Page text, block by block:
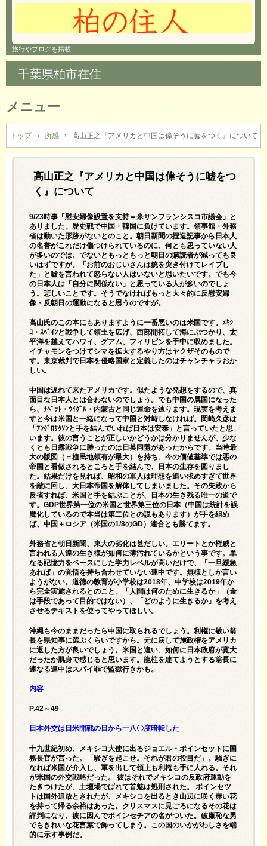
旅行やブログを掲載
千葉県柏市在住
メニュー
コ
ン
テ
ン
トップ › 所感 › 高山正之『アメリカと中国は偉そうに嘘をつく』について
高山正之『アメリカと中国は偉そうに嘘をつ
く』について
9/23時事「慰安婦像設置を支持＝米サンフランシスコ市議会」と
ありました。歴史戦で中国・韓国に負けています。領事館・外務
省は動いた形跡がないとのこと。朝日新聞の捏造記事から日本人
の名誉がこれだけ傷つけられているのに、何とも思っていない人
が多いのでは。でないともっともっと朝日の購読者が減っても良
いはずですが。「お前のおじいさんは銃を突き付けてレイプし
た」と嘘を言われて怒らない人はいないと思いたいです。でも今
の日本人は「自分に関係ない」と思っている人が多いのでしょ
う。悲しいことです。そうでなければもっと大々的に反慰安婦
像・反朝日の運動になると思うのですが。
高山氏のこの本にもありますように一番悪いのは米国です。ﾒｷｼ
ｺ・ｽﾍﾟｲﾝと戦争して領土を広げ、西部開拓して海にぶつかり、太
平洋を越えてハワイ、グアム、フィリピンを手中に収めました。
イチャモンをつけてシマを拡大するやり方はヤクザそのもので
す。東京裁判で日本を侵略国家と定義したのはチャンチャラおか
しい。
中国は遅れて来たアメリカです。似たような発想をするので、真
面目な日本人とは合わないのでしょう。でも中国の属国になった
ら、ﾁﾍﾞｯﾄ・ｳｲｸﾞﾙ・内蒙古と同じ運命を辿ります。現実を考えま
すと今は米国と一緒になって中国と対峙しなければ。岡崎久彦は
「ｱﾝｸﾞﾛｻｸｿﾝと手を結んでいれば日本は安泰」と言っていたと思
います。彼の言うことが正しいかどうかは分かりませんが、少な
くとも日露戦争に勝ったのは日英同盟があったからです。当時最
大の版図（＝植民地領有が最大）を持ち、今の価値基準では悪の
帝国と看做されるところと手を結んで、日本の生存を図りまし
た。結果だけを見れば、昭和の軍人は理想を追い求めすぎて世界
を敵に回し、大日本帝国を解体してしまいました。その失敗から
反省すれば、米国と手を結ぶことが、日本の生き残る唯一の道で
す。GDP世界第一位の米国と世界第三位の日本（中国は統計を誤
魔化しているので本当は第二位との説もあります）が手を組め
ば、中国＋ロシア（米国の1/8のGD）連合とも勝てます。
外務省と朝日新聞、東大の劣化は甚だしい。エリートとか権威と
言われる人達の生き様が如何に薄汚れているかという事です。単
なる記憶力をベースにした学力レベルが高いだけで、「一旦緩急
あれば」の覚悟を持ち合わせていない連中です。無様としか言い
ようがない。道徳の教育が小学校は2018年、中学校は2019年か
ら完全実施されるとのこと。「人間は何のために生きるか」（金
は手段であって目的ではない）、「どのように生きるか」を考え
させるテキストを使ってやってほしい。
沖縄も今のままだったら中国に取られるでしょう。利権に敏い翁
長を県知事に選ぶくらいですから。元に戻して施政権をアメリカ
に返した方が良いでしょう。米国と違い、如何に日本政府が寛大
だったか肌身で感じると思います。龍柱を建てようとする翁長に
連なる連中はスパイ罪で監獄行きかも。
内容
P.42～49
日本外交は日米開戦の日から一八〇度暗転した
十九世紀初め、メキシコ大使に出るジョエル・ポインセットに国
務長官が言った。「騒ぎを起こせ。それが君の役目だ」。騒ぎに
なれば米国が介入し、軍を出して領上も利権も手に人れる。それ
が米国の外交戦略だった。 彼はそれでメキシコの反政府運動を
たきつけたが、土壇場でばれて首魅は処刑された。 ポインセツ
トは国外追放とされたが、メキシコを出るとき山辺に咲く赤い花
を持って帰る余裕はあった。クリスマスに見ごろになるその花は
評判になり、彼に因んでボインセチアの名がついた。破廉恥な男
でもきれいな花言葉で飾ってしまう。この国のいかがわしさを端
的に示す事例だ。